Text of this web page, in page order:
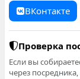
ВКонтакте
Проверка
Если вы
через